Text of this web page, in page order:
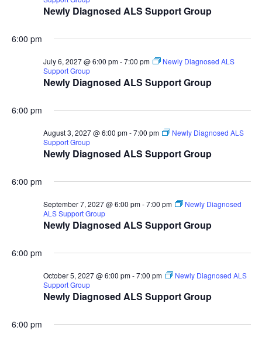
Newly Diagnosed ALS Support Group
6:00 pm
Newly Diagnosed ALS Support Group
July 6, 2027 @ 6:00 pm-7:00 pm
Newly Diagnosed ALS
Support Group
6:00 pm
Newly Diagnosed ALS Support Group
August 3, 2027 @ 6:00 pm-7:00 pm
Newly Diagnosed ALS
Support Group
6:00 pm
Newly Diagnosed ALS Support Group
September 7, 2027 @ 6:00 pm-7:00 pm
Newly Diagnosed
ALS Support Group
6:00 pm
Newly Diagnosed ALS Support Group
October 5, 2027 @ 6:00 pm-7:00 pm
Newly Diagnosed ALS
Support Group
6:00 pm